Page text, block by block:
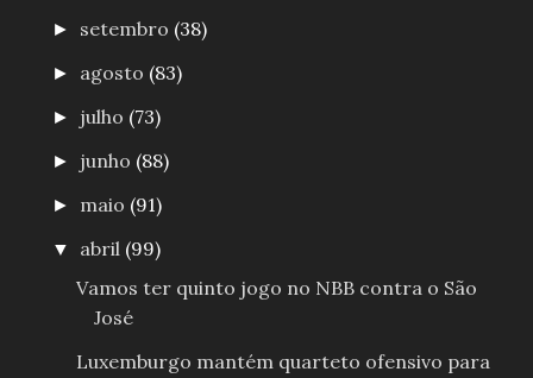
► setembro (38)
► agosto (83)
► julho (73)
► junho (88)
► maio (91)
▼ abril (99)
Vamos ter quinto jogo no NBB contra o São
José
Luxemburgo mantém quarteto ofensivo para